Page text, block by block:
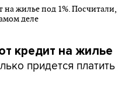
кредит на жилье
придется платить